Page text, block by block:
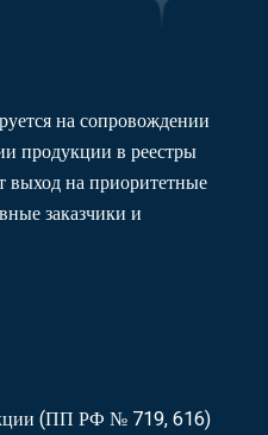
на сопровождении
продукции в реестры
выход на приоритетные
заказчики и
(ПП РФ № 719, 616)